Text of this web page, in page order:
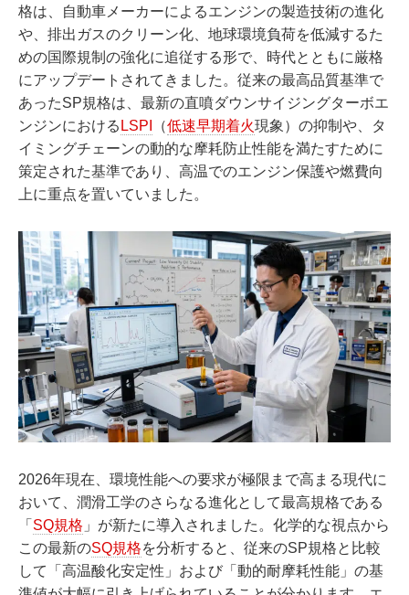
格は、自動車メーカーによるエンジンの製造技術の進化
や、排出ガスのクリーン化、地球環境負荷を低減するた
めの国際規制の強化に追従する形で、時代とともに厳格
にアップデートされてきました。従来の最高品質基準で
あったSP規格は、最新の直噴ダウンサイジングターボエ
ンジンにおける LSPI （低速早期着火現象）の抑制や、タ
イミングチェーンの動的な摩耗防止性能を満たすために
策定された基準であり、高温でのエンジン保護や燃費向
上に重点を置いていました。
2026年現在、環境性能への要求が極限まで高まる現代に
おいて、潤滑工学のさらなる進化として最高規格である
「 SQ規格 」が新たに導入されました。化学的な視点から
この最新のSQ規格を分析すると、従来のSP規格と比較
して「高温酸化安定性」および「動的耐摩耗性能」の基